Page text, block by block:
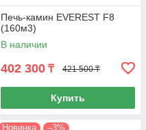
Печь-камин EVEREST F8
(160м3)
В наличии
402 300 ₸ 421 500 ₸
Купить
Новинка –3%